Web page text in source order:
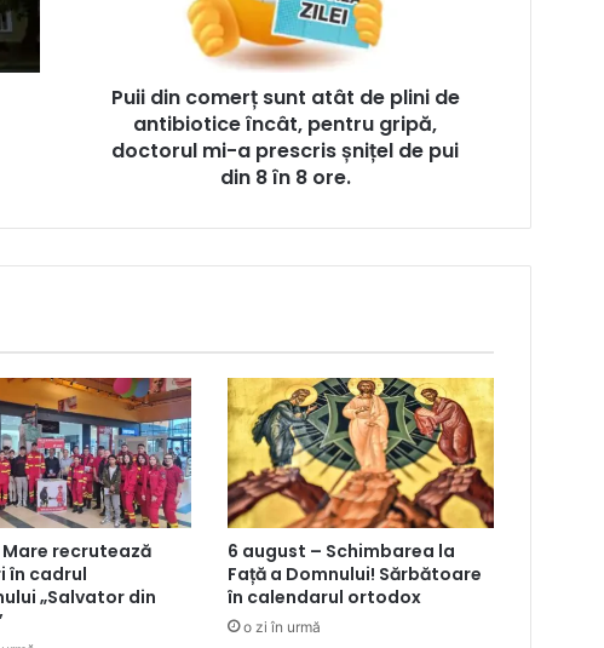
Puii din comerț sunt atât de plini de
antibiotice încât, pentru gripă,
doctorul mi-a prescris șnițel de pui
din 8 în 8 ore.
Mare recrutează
în cadrul
„Salvator din
6 august – Schimbarea la
Față a Domnului! Sărbătoare
în calendarul ortodox
o zi în urmă